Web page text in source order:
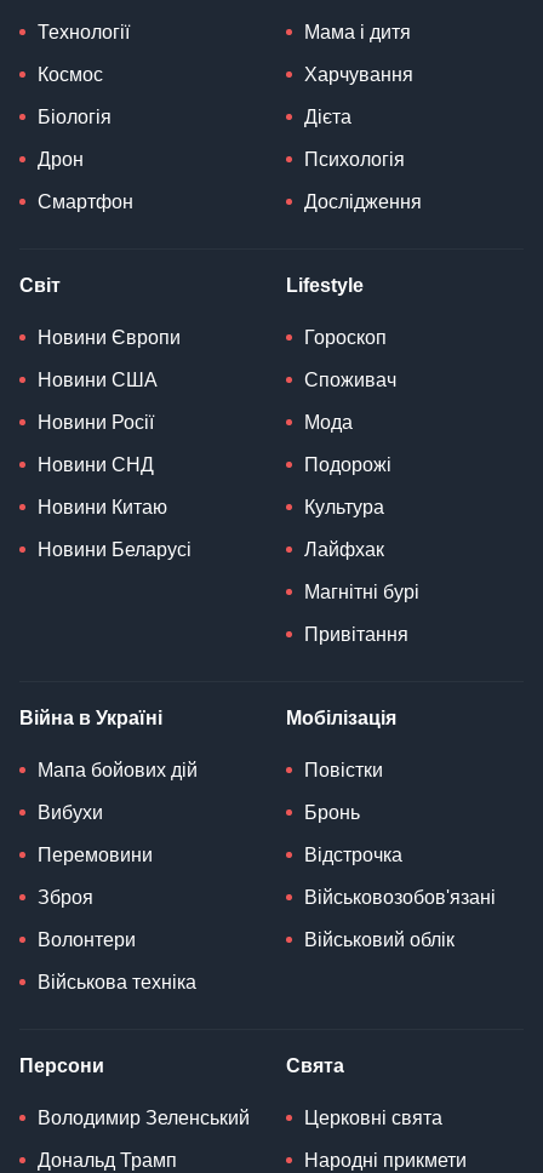
Технології
Космос
Біологія
Дрон
Смартфон
Мама і дитя
Харчування
Дієта
Психологія
Дослідження
Світ
Новини Європи
Новини США
Новини Росії
Новини СНД
Новини Китаю
Новини Беларусі
Lifestyle
Гороскоп
Споживач
Мода
Подорожі
Культура
Лайфхак
Магнітні бурі
Привітання
Війна в Україні
Мапа бойових дій
Вибухи
Перемовини
Зброя
Волонтери
Військова техніка
Мобілізація
Повістки
Бронь
Відстрочка
Військовозобов'язані
Військовий облік
Персони
Володимир Зеленський
Дональд Трамп
Свята
Церковні свята
Народні прикмети